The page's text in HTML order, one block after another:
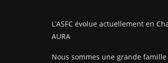
L’ASFC évolue actuellement en
AURA
Nous sommes une grande famille